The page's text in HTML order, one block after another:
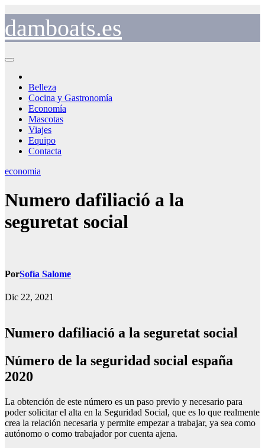
contenido
damboats.es
Belleza
Cocina y Gastronomía
Economía
Mascotas
Viajes
Equipo
Contacta
economia
Numero dafiliació a la
seguretat social
PorSofía Salome
Dic 22, 2021
Numero dafiliació a la seguretat social
Número de la seguridad social españa
2020
La obtención de este número es un paso previo y necesario para
poder solicitar el alta en la Seguridad Social, que es lo que realmente
crea la relación necesaria y permite empezar a trabajar, ya sea como
autónomo o como trabajador por cuenta ajena.